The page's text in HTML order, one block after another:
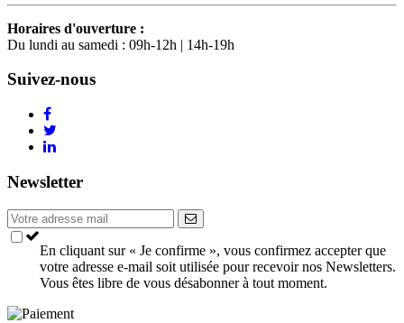
Horaires d'ouverture :
Du lundi au samedi : 09h-12h | 14h-19h
Suivez-nous
Newsletter
En cliquant sur « Je confirme », vous confirmez accepter que
votre adresse e-mail soit utilisée pour recevoir nos Newsletters.
Vous êtes libre de vous désabonner à tout moment.